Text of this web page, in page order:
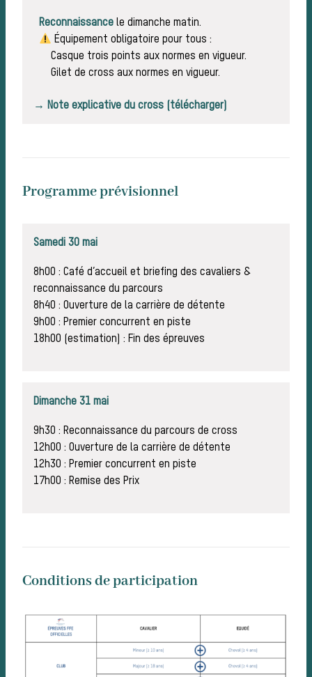
La
Reconnaissance le dimanche matin.
Équipement obligatoire pour tous :
Casque trois points aux normes en vigueur.
Gilet de cross aux normes en vigueur.
→ Note explicative du cross (télécharger)
Programme prévisionnel
Samedi 30 mai
8h00 : Café d’accueil et briefing des cavaliers &
reconnaissance du parcours
8h40 : Ouverture de la carrière de détente
9h00 : Premier concurrent en piste
18h00 (estimation) : Fin des épreuves
Dimanche 31 mai
9h30 : Reconnaissance du parcours de cross
12h00 : Ouverture de la carrière de détente
12h30 : Premier concurrent en piste
17h00 : Remise des Prix
Conditions de participation